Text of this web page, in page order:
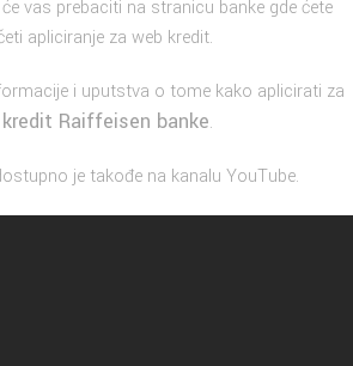
vas prebaciti na stranicu banke gde ćete
apliciranje za web kredit.
i uputstva o tome kako aplicirati za
Raiffeisen banke.
je takođe na kanalu YouTube.